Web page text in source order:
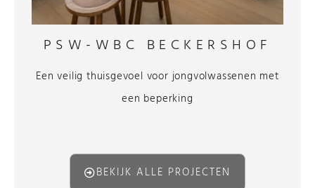
PSW-WBC BECKERSHOF
Een veilig thuisgevoel voor jongvolwassenen met
een beperking
BEKIJK ALLE PROJECTEN